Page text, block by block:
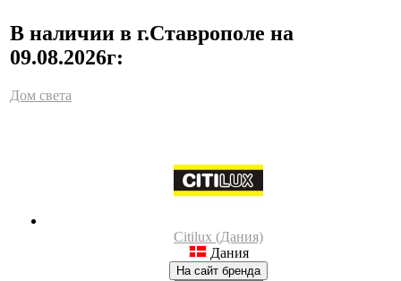
В наличии в г.Ставрополе на
09.08.2026г:
Дом света
Citilux (Дания)
Дания
На сайт бренда